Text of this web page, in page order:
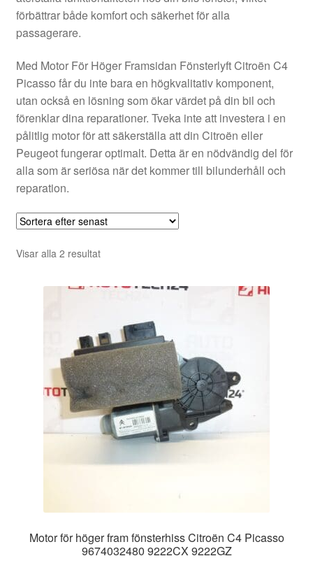
Vagn
Världsomspännande frakt
Villkor
förbättrar både komfort och säkerhet för alla
passagerare.
Med Motor För Höger Framsidan Fönsterlyft Citroën C4
Picasso får du inte bara en högkvalitativ komponent,
utan också en lösning som ökar värdet på din bil och
förenklar dina reparationer. Tveka inte att investera i en
pålitlig motor för att säkerställa att din Citroën eller
Peugeot fungerar optimalt. Detta är en nödvändig del för
alla som är seriösa när det kommer till bilunderhåll och
reparation.
Visar alla 2 resultatSortera
senaste
Motor för höger fram fönsterhiss Citroën C4 Picasso
9674032480 9222CX 9222GZ